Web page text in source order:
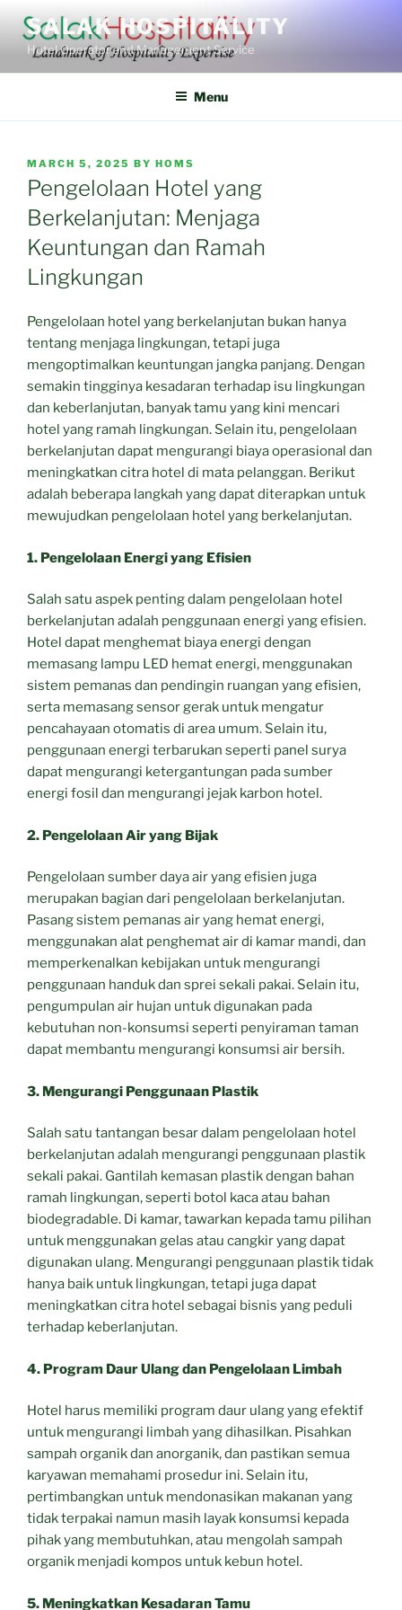
content
SALAK HOSPITALITY
Hotel Operator and Management Service
Menu
POSTED
ON
MARCH 5, 2025 BY HOMS
Pengelolaan Hotel yang
Berkelanjutan: Menjaga
Keuntungan dan Ramah
Lingkungan
Pengelolaan hotel yang berkelanjutan bukan hanya
tentang menjaga lingkungan, tetapi juga
mengoptimalkan keuntungan jangka panjang. Dengan
semakin tingginya kesadaran terhadap isu lingkungan
dan keberlanjutan, banyak tamu yang kini mencari
hotel yang ramah lingkungan. Selain itu, pengelolaan
berkelanjutan dapat mengurangi biaya operasional dan
meningkatkan citra hotel di mata pelanggan. Berikut
adalah beberapa langkah yang dapat diterapkan untuk
mewujudkan pengelolaan hotel yang berkelanjutan.
1. Pengelolaan Energi yang Efisien
Salah satu aspek penting dalam pengelolaan hotel
berkelanjutan adalah penggunaan energi yang efisien.
Hotel dapat menghemat biaya energi dengan
memasang lampu LED hemat energi, menggunakan
sistem pemanas dan pendingin ruangan yang efisien,
serta memasang sensor gerak untuk mengatur
pencahayaan otomatis di area umum. Selain itu,
penggunaan energi terbarukan seperti panel surya
dapat mengurangi ketergantungan pada sumber
energi fosil dan mengurangi jejak karbon hotel.
2. Pengelolaan Air yang Bijak
Pengelolaan sumber daya air yang efisien juga
merupakan bagian dari pengelolaan berkelanjutan.
Pasang sistem pemanas air yang hemat energi,
menggunakan alat penghemat air di kamar mandi, dan
memperkenalkan kebijakan untuk mengurangi
penggunaan handuk dan sprei sekali pakai. Selain itu,
pengumpulan air hujan untuk digunakan pada
kebutuhan non-konsumsi seperti penyiraman taman
dapat membantu mengurangi konsumsi air bersih.
3. Mengurangi Penggunaan Plastik
Salah satu tantangan besar dalam pengelolaan hotel
berkelanjutan adalah mengurangi penggunaan plastik
sekali pakai. Gantilah kemasan plastik dengan bahan
ramah lingkungan, seperti botol kaca atau bahan
biodegradable. Di kamar, tawarkan kepada tamu pilihan
untuk menggunakan gelas atau cangkir yang dapat
digunakan ulang. Mengurangi penggunaan plastik tidak
hanya baik untuk lingkungan, tetapi juga dapat
meningkatkan citra hotel sebagai bisnis yang peduli
terhadap keberlanjutan.
4. Program Daur Ulang dan Pengelolaan Limbah
Hotel harus memiliki program daur ulang yang efektif
untuk mengurangi limbah yang dihasilkan. Pisahkan
sampah organik dan anorganik, dan pastikan semua
karyawan memahami prosedur ini. Selain itu,
pertimbangkan untuk mendonasikan makanan yang
tidak terpakai namun masih layak konsumsi kepada
pihak yang membutuhkan, atau mengolah sampah
organik menjadi kompos untuk kebun hotel.
5. Meningkatkan Kesadaran Tamu